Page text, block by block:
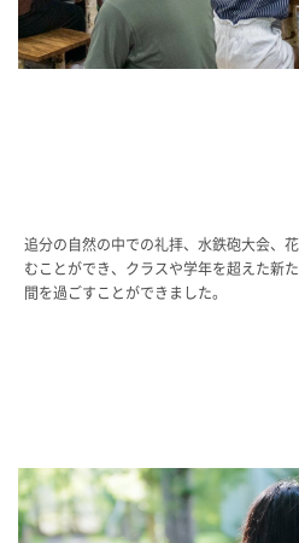
追分の自然の中での礼拝、水鉄砲大会、
むことができ、クラスや学年を超えた新
間を過ごすことができました。